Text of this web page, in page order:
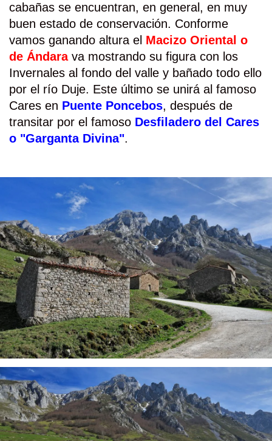
cabañas se encuentran, en general, en muy
buen estado de conservación. Conforme
vamos ganando altura el Macizo Oriental o
de Ándarava mostrando su figura con los
Invernales al fondo del valle y bañado todo ello
por el río Duje. Este último se unirá al famoso
Cares en Puente Poncebos, después de
transitar por el famoso Desfiladero del Cares
o "Garganta Divina".